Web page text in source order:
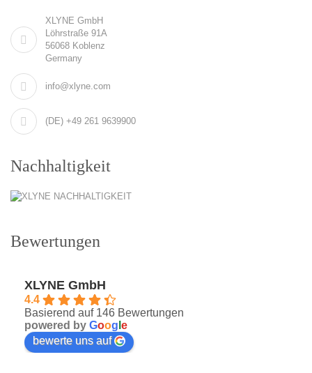
XLYNE GmbH
Löhrstraße 91A
56068 Koblenz
Germany
info@xlyne.com
(DE) +49 261 9639900
Nachhaltigkeit
Bewertungen
XLYNE GmbH
4.4
Basierend auf 146 Bewertungen
powered by Goog e
bewerte uns auf